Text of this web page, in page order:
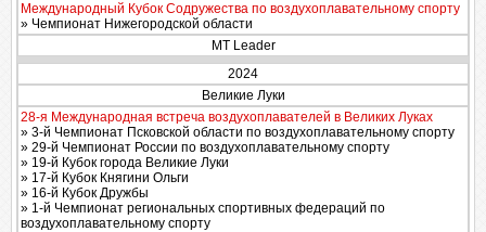
Международный Кубок Содружества по воздухоплавательному спорту
» Чемпионат Нижегородской области
MT Leader
2024
Великие Луки
28-я Международная встреча воздухоплавателей в Великих Луках
» 3-й Чемпионат Псковской области по воздухоплавательному спорту
» 29-й Чемпионат России по воздухоплавательному спорту
» 19-й Кубок города Великие Луки
» 17-й Кубок Княгини Ольги
» 16-й Кубок Дружбы
» 1-й Чемпионат региональных спортивных федераций по
воздухоплавательному спорту